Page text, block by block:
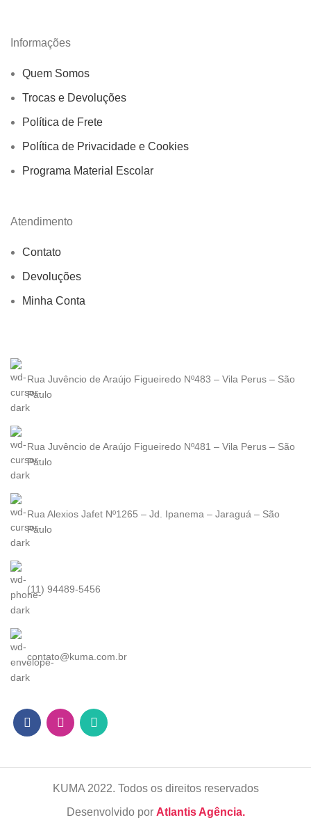
Informações
Quem Somos
Trocas e Devoluções
Política de Frete
Política de Privacidade e Cookies
Programa Material Escolar
Atendimento
Contato
Devoluções
Minha Conta
Rua Juvêncio de Araújo Figueiredo Nº483 – Vila Perus – São
Paulo
Rua Juvêncio de Araújo Figueiredo Nº481 – Vila Perus – São
Paulo
Rua Alexios Jafet Nº1265 – Jd. Ipanema – Jaraguá – São
Paulo
(11) 94489-5456
contato@kuma.com.br
KUMA 2022. Todos os direitos reservados
Desenvolvido por Atlantis Agência.